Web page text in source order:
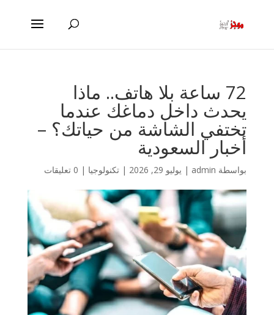
72 ساعة بلا هاتف.. ماذا
يحدث داخل دماغك عندما
تختفي الشاشة من حياتك؟ –
أخبار السعودية
بواسطة admin
| يوليو 29, 2026 | تكنولوجيا | 0 تعليقات